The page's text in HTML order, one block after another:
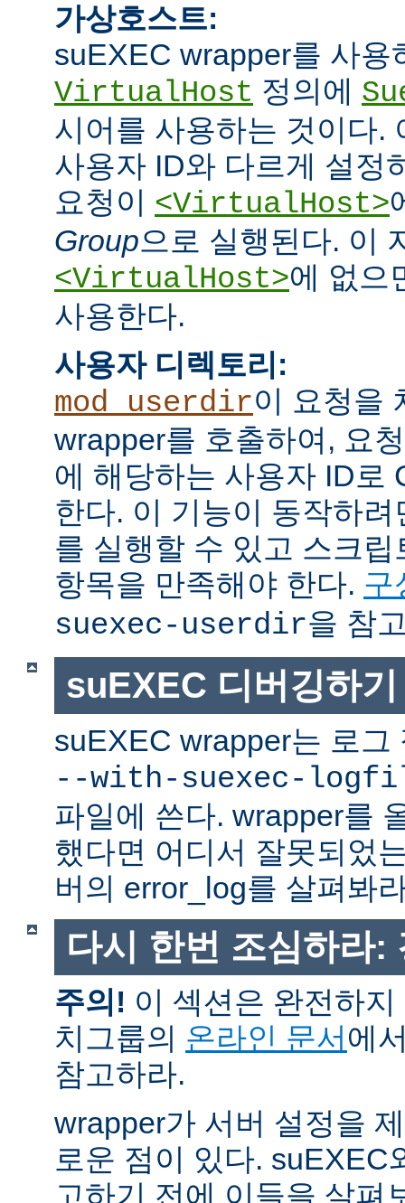
가상호스트:
suEXEC wrapper를 사용
VirtualHost 정의에
시어를 사용하는 것이다.
사용자 ID와 다르게 설정
요청이 <VirtualHost>
Group으로 실행된다. 이
<VirtualHost>에 없으
사용한다.
사용자 디렉토리:
mod_userdir이 요청을
wrapper를 호출하여, 요
에 해당하는 사용자 ID로
한다. 이 기능이 동작하
를 실행할 수 있고 스크
항목을 만족해야 한다. 구
suexec-userdir을 참
suEXEC 디버깅하기
suEXEC wrapper는 로그
--with-suexec-
파일에 쓴다. wrapper를
했다면 어디서 잘못되었
버의 error_log를 살펴봐
다시 한번 조심하라:
주의! 이 섹션은 완전하
치그룹의 온라인 문서에
참고하라.
wrapper가 서버 설정을
로운 점이 있다. suEXEC
고하기 전에 이들을 살펴